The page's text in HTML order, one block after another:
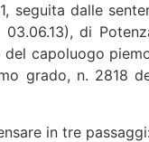
seguita dalle
di
capoluogo
grado, n. 2818
in tre passaggi: